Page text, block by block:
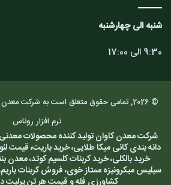
شنبه الی چهارشنبه
9:30 الی 17:00
© 2026, تمامی حقوق متعلق است به شرکت معدن کاوان |
نرم افزار روناس
شرکت معدن کاوان تولید کننده محصولات
دانه بندی کانی میکا طلایی، خرید باریت، قیمت
خرید بالکلی، خرید کربنات کلسیم کوتد، معدن
سیلیس میکرونیزه ممتاز خوی، فروش کربنات
کشاورزی فله و قیمت هر تن پرلیت